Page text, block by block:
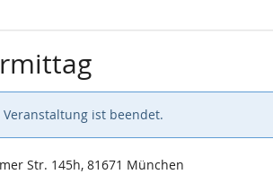
ist beendet.
Str. 145h, 81671 München